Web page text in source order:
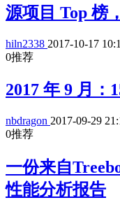
源项目 Top 榜
hiln2338 2017-10-17
0推荐
2017 年 9 月：
nbdragon 2017-09-29
0推荐
一份来自
性能分析报告